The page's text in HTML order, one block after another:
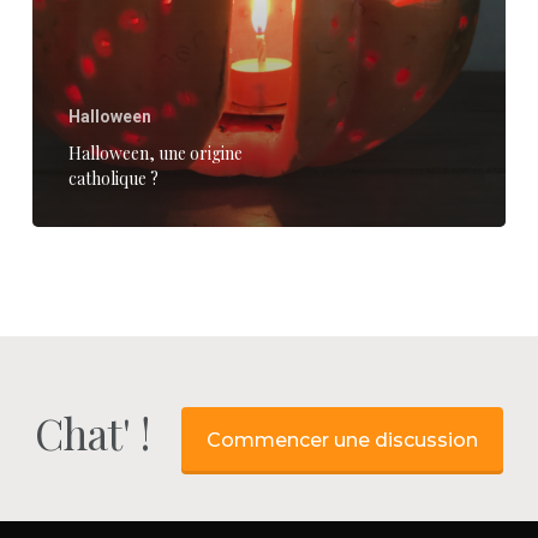
Halloween
Halloween, une origine
catholique ?
Chat' ! Commencer une discussion